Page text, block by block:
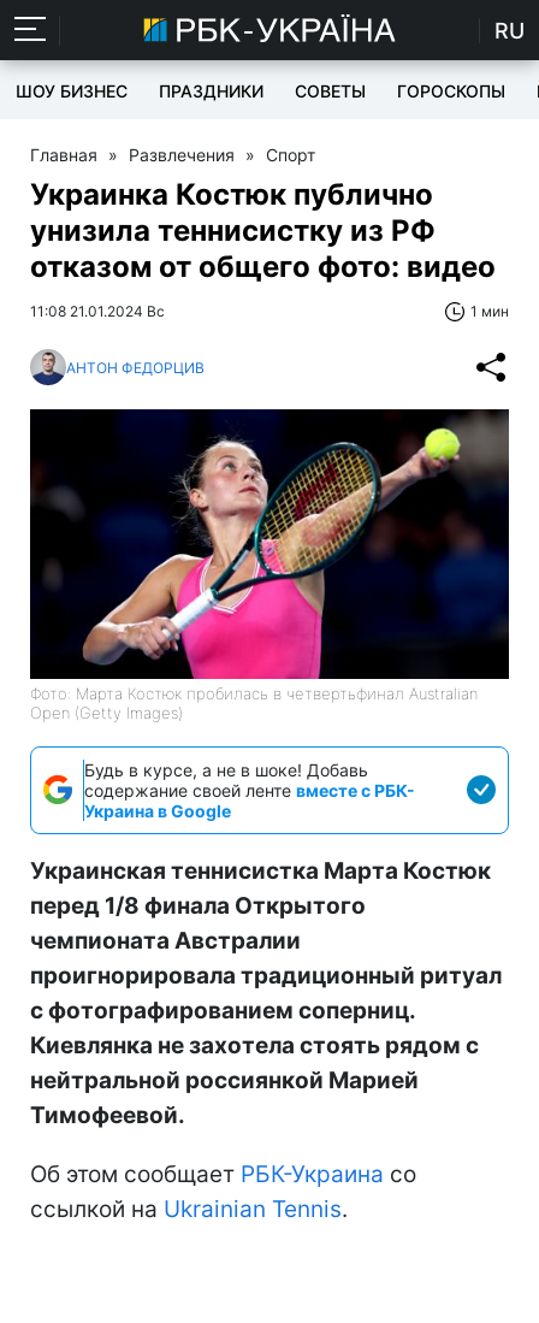
RU
ШОУ БИЗНЕС ПРАЗДНИКИ СОВЕТЫ ГОРОСКОПЫ
Главная » Развлечения » Спорт
Украинка Костюк публично
унизила теннисистку из РФ
отказом от общего фото: видео
11:08 21.01.2024 Вс 1 мин
АНТОН ФЕДОРЦИВ
Фото: Марта Костюк пробилась в четвертьфинал Australian
Open (Getty Images)
Будь в курсе, а не в шоке! Добавь
содержание своей ленте вместе с РБК-
Украина в Google
Украинская теннисистка Марта Костюк
перед 1/8 финала Открытого
чемпионата Австралии
проигнорировала традиционный ритуал
с фотографированием соперниц.
Киевлянка не захотела стоять рядом с
нейтральной россиянкой Марией
Тимофеевой.
Об этом сообщает РБК-Украина со
ссылкой на Ukrainian Tennis.